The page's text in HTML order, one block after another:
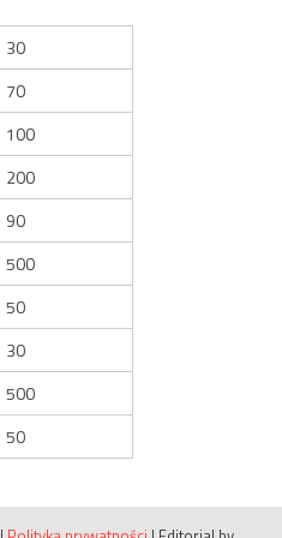
30
70
100
200
90
500
50
30
500
50